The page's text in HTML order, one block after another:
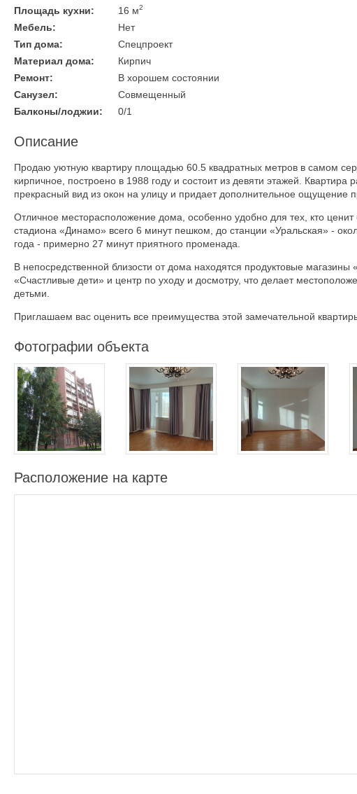
Площадь кухни: 16 м2
Мебель:
Нет
Тип дома:
Спецпроект
Материал дома:
Кирпич
Ремонт:
В хорошем состоянии
Санузел:
Совмещенный
Балконы/лоджии:
0/1
Описание
Продаю уютную квартиру площадью 60.5 квадратных метров в самом
кирпичное, построено в 1988 году и состоит из девяти этажей.
прекрасный вид из окон на улицу и придает дополнительное ощущение
Отличное месторасположение дома, особенно удобно для тех, кто
стадиона «Динамо» всего 6 минут пешком, до станции «Уральская» -
года - примерно 27 минут приятного променада.
В непосредственной близости от дома находятся продуктовые магазины
«Счастливые дети» и центр по уходу и досмотру, что делает
детьми.
Приглашаем вас оценить все преимущества этой замечательной
Фотографии объекта
Расположение на карте